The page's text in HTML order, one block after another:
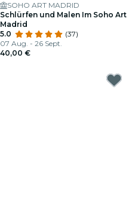
SOHO ART MADRID
Schlürfen und Malen Im Soho Art
Madrid
5.0
(37)
07 Aug. - 26 Sept.
40,00 €